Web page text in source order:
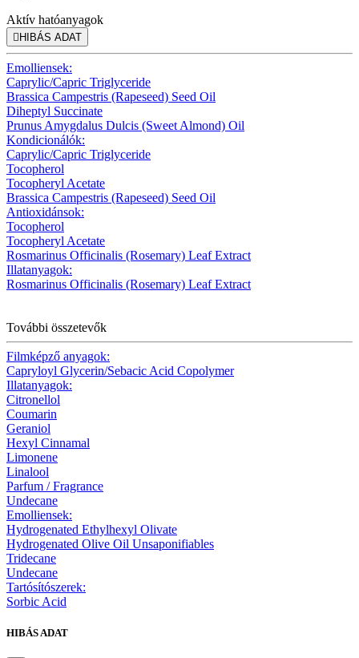
Aktív hatóanyagok
HIBÁS ADAT
Emolliensek:
Caprylic/Capric Triglyceride
Brassica Campestris (Rapeseed) Seed Oil
Diheptyl Succinate
Prunus Amygdalus Dulcis (Sweet Almond) Oil
Kondicionálók:
Caprylic/Capric Triglyceride
Tocopherol
Tocopheryl Acetate
Brassica Campestris (Rapeseed) Seed Oil
Antioxidánsok:
Tocopherol
Tocopheryl Acetate
Rosmarinus Officinalis (Rosemary) Leaf Extract
Illatanyagok:
Rosmarinus Officinalis (Rosemary) Leaf Extract
További összetevők
Filmképző anyagok:
Capryloyl Glycerin/Sebacic Acid Copolymer
Illatanyagok:
Citronellol
Coumarin
Geraniol
Hexyl Cinnamal
Limonene
Linalool
Parfum / Fragrance
Undecane
Emolliensek:
Hydrogenated Ethylhexyl Olivate
Hydrogenated Olive Oil Unsaponifiables
Tridecane
Undecane
Tartósítószerek:
Sorbic Acid
HIBÁS ADAT